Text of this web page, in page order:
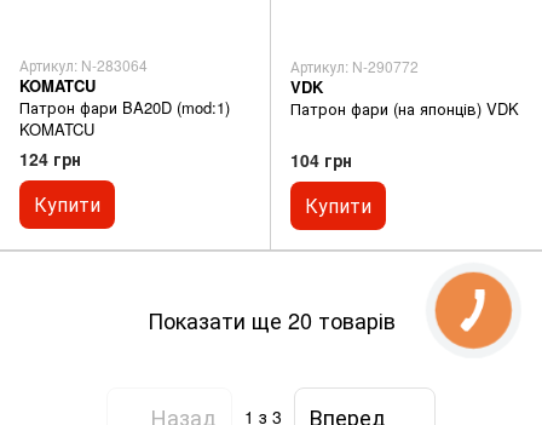
Артикул: N-283064
KOMATCU
Патрон фари BA20D (mod:1)
KOMATCU
124 грн
Купити
Артикул: N-290772
VDK
Патрон фари (на японців) VDK
104 грн
Купити
Показати ще 20 товарів
Назад 1 з 3 Вперед